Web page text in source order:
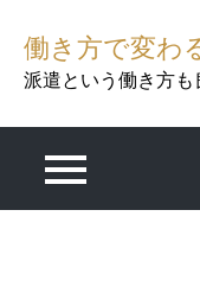
content
働き方で変わ
派遣という働き方